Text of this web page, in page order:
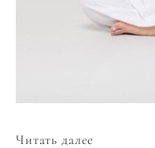
Читать далее